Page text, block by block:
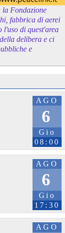
la Fondazione
fabbrica di aerei
l'uso di quest'area
delibera e ci
e
AGO
6
Gio
08:00
AGO
6
Gio
17:30
AGO